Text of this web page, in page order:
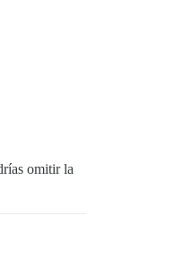
omitir la